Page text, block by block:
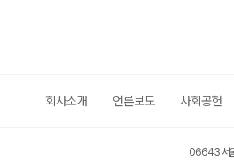
회사소개 언론보도 사회공헌
06643 서